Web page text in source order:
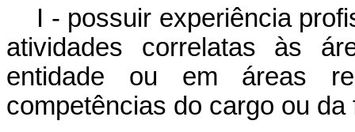
I - possuir experiência
atividades correlatas às
entidade ou em áreas
competências do cargo ou da